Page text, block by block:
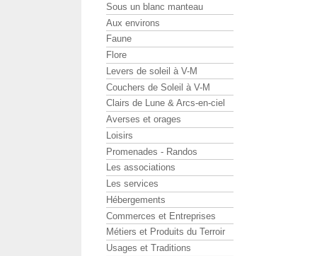
Sous un blanc manteau
Aux environs
Faune
Flore
Levers de soleil à V-M
Couchers de Soleil à V-M
Clairs de Lune & Arcs-en-ciel
Averses et orages
Loisirs
Promenades - Randos
Les associations
Les services
Hébergements
Commerces et Entreprises
Métiers et Produits du Terroir
Usages et Traditions